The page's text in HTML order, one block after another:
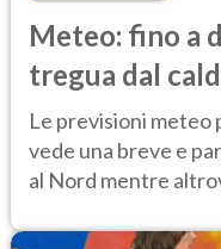
Meteo: fino a
tregua dal
calura e afa
Le previsioni meteo
vede una breve e
al Nord mentre